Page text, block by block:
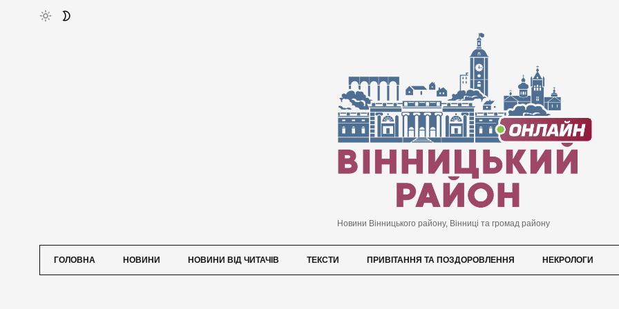
Новини Вінницького району, Вінниці та громад району
ГОЛОВНА НОВИНИ НОВИНИ ВІД ЧИТАЧІВ ТЕКСТИ ПРИВІТАННЯ ТА ПОЗДОРОВЛЕННЯ НЕКРОЛОГИ